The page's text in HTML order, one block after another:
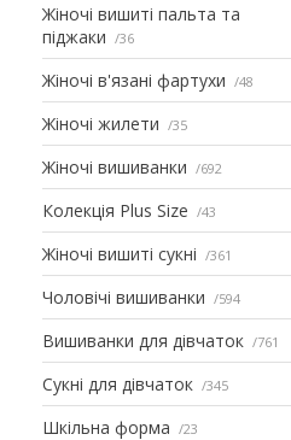
Жіночі вишиті пальта та
піджаки
36
Жіночі в'язані фартухи 48
Жіночі жилети 35
Жіночі вишиванки 692
Колекція Plus Size 43
Жіночі вишиті сукні 361
Чоловічі вишиванки 594
Вишиванки для дівчаток 761
Сукні для дівчаток 345
Шкільна форма 23